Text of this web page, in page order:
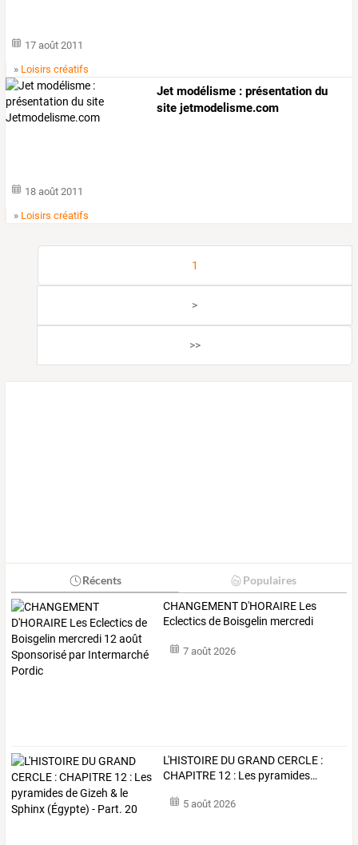
17 août 2011
» Loisirs créatifs
Jet modélisme : présentation du
site jetmodelisme.com
18 août 2011
» Loisirs créatifs
1
>
>>
Récents Populaires
CHANGEMENT D'HORAIRE Les
Eclecticsde Boisgelin mercredi
7 août 2026
L'HISTOIRE DUGRANDCERCLE :
CHAPITRE 12 : Les pyramides…
5 août 2026